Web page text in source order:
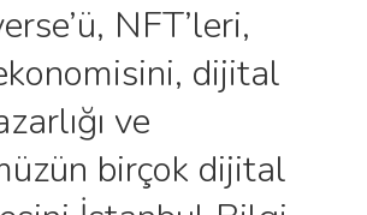
NFT’leri,
dijital
ve
birçok dijital